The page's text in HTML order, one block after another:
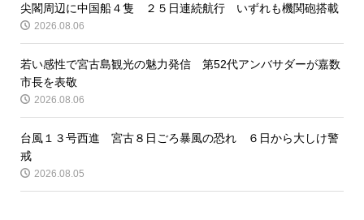
尖閣周辺に中国船４隻 ２５日連続航行 いずれも機関砲搭載
2026.08.06
若い感性で宮古島観光の魅力発信 第52代アンバサダーが嘉数
市長を表敬
2026.08.06
台風１３号西進 宮古８日ごろ暴風の恐れ ６日から大しけ警
戒
2026.08.05